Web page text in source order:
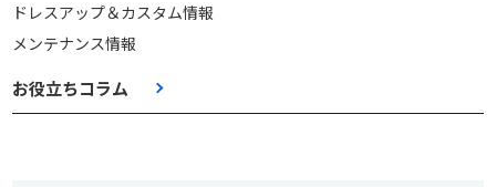
ドレスアップ＆カスタム情報
メンテナンス情報
お役立ちコラム